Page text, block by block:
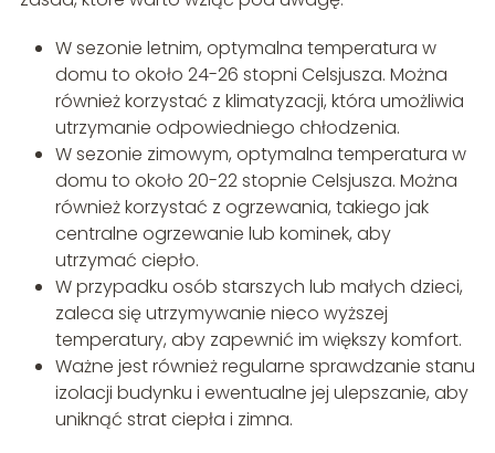
W sezonie letnim, optymalna temperatura w
domu to około 24-26 stopni Celsjusza. Można
również korzystać z klimatyzacji, która umożliwia
utrzymanie odpowiedniego chłodzenia.
W sezonie zimowym, optymalna temperatura w
domu to około 20-22 stopnie Celsjusza. Można
również korzystać z ogrzewania, takiego jak
centralne ogrzewanie lub kominek, aby
utrzymać ciepło.
W przypadku osób starszych lub małych dzieci,
zaleca się utrzymywanie nieco wyższej
temperatury, aby zapewnić im większy komfort.
Ważne jest również regularne sprawdzanie stanu
izolacji budynku i ewentualne jej ulepszanie, aby
uniknąć strat ciepła i zimna.